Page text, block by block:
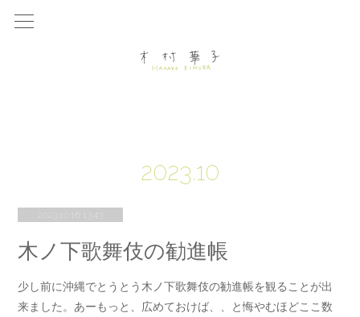
2023.10
木ノ下歌舞伎の勧進帳
少し前に沖縄でとうとう木ノ下歌舞伎の勧進帳を観ることが出
来ました。あーもっと、広めておけば、、と悔やむほどここ数